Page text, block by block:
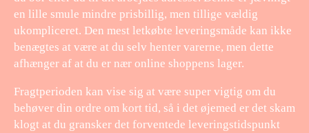
en lille smule mindre prisbillig, men tillige vældig
ukompliceret. Den mest letkøbte leveringsmåde kan ikke
benægtes at være at du selv henter varerne, men dette
afhænger af at du er nær online shoppens lager.
Fragtperioden kan vise sig at være super vigtig om du
behøver din ordre om kort tid, så i det øjemed er det skam
klogt at du gransker det forventede leveringstidspunkt